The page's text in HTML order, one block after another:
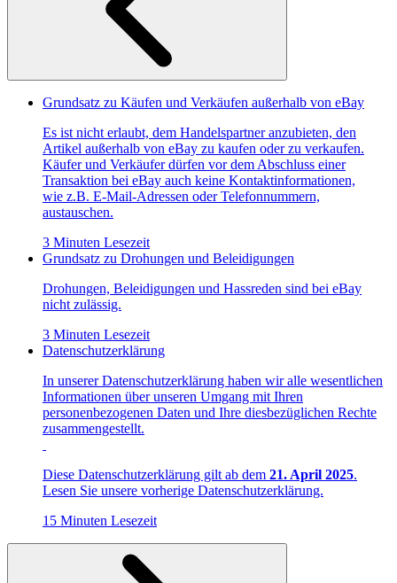
Grundsatz zu Käufen und Verkäufen außerhalb von eBay
Es ist nicht erlaubt, dem Handelspartner anzubieten, den
Artikel außerhalb von eBay zu kaufen oder zu verkaufen.
Käufer und Verkäufer dürfen vor dem Abschluss einer
Transaktion bei eBay auch keine Kontaktinformationen,
wie z.B. E-Mail-Adressen oder Telefonnummern,
austauschen.
3 Minuten Lesezeit
Grundsatz zu Drohungen und Beleidigungen
Drohungen, Beleidigungen und Hassreden sind bei eBay
nicht zulässig.
3 Minuten Lesezeit
Datenschutzerklärung
In unserer Datenschutzerklärung haben wir alle wesentlichen
Informationen über unseren Umgang mit Ihren
personenbezogenen Daten und Ihre diesbezüglichen Rechte
zusammengestellt.
Diese Datenschutzerklärung gilt ab dem 21. April 2025.
Lesen Sie unsere vorherige Datenschutzerklärung.
15 Minuten Lesezeit